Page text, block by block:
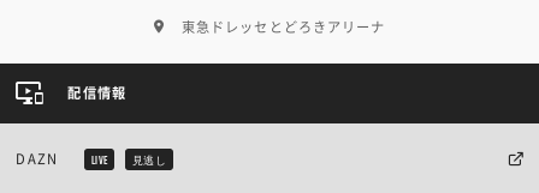
東急ドレッセとどろきアリーナ
配信情報
DAZN LIVE 見逃し